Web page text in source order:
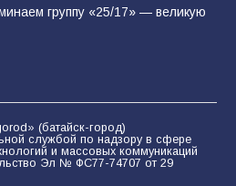
группу «25/17» — великую
(батайск-город)
службой по надзору в сфере
и массовых коммуникаций
Эл № ФС77-74707 от 29